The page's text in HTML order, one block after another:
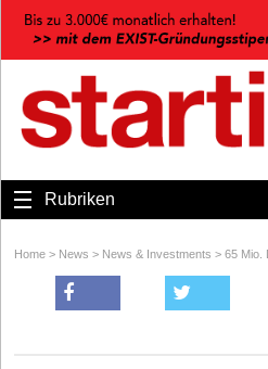
Rubriken
Home > News > News & Investments > 65 Mio.